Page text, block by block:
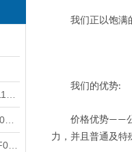
我们正以饱满的
我们的优势:
价格优势——
力，并且普通及特